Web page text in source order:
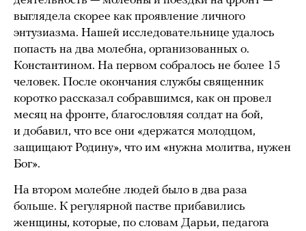
выглядела скорее как проявление личного
энтузиазма. Нашей исследовательнице удалось
попасть на два молебна, организованных о.
Константином. На первом собралось не более 15
человек. После окончания службы священник
коротко рассказал собравшимся, как он провел
месяц на фронте, благословляя солдат на бой,
и добавил, что все они «держатся молодцом,
защищают Родину», что им «нужна молитва, нужен
Бог».
На втором молебне людей было в два раза
больше. К регулярной пастве прибавились
женщины, которые, по словам Дарьи, педагога